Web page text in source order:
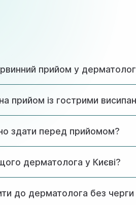
прийом у
прийом із гострими
здати перед прийомом?
дерматолога у Києві?
до дерматолога без черги